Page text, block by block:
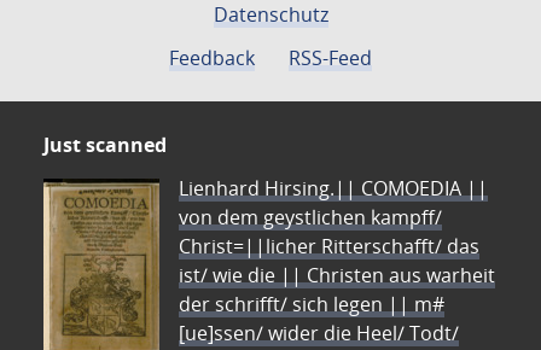
Datenschutz
Feedback
RSS-Feed
Just scanned
Lienhard Hirsing.|| COMOEDIA ||
von dem geystlichen kampff/
Christ=||licher Ritterschafft/ das
ist/ wie die || Christen aus warheit
der schrifft/ sich legen || m#
[ue]ssen/ wider die Heel/ Todt/